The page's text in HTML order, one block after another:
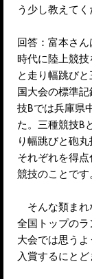
う少し教えてく
回答：富本さ
時代に陸上競
と走り幅跳び
国大会の標準
技Bでは兵庫県
た。三種競技B
り幅跳びと砲丸
それぞれを得
競技のことです
そんな類まれ
全国トップの
大会では思うよ
入賞するにとど